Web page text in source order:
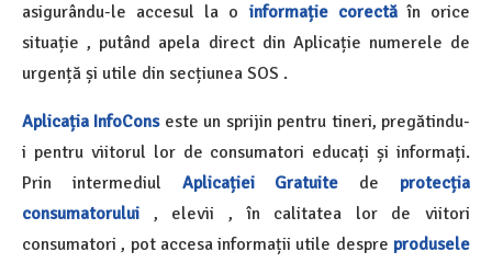
asigurându-le accesul la o informație corectăîn orice
situație , putând apela direct din Aplicație numerele de
urgență și utile din secțiunea SOS .
Aplicația InfoConseste un sprijin pentru tineri, pregătindu-
i pentru viitorul lor de consumatori educați și informați.
Prin intermediul Aplicației Gratuite de protecția
consumatorului , elevii , în calitatea lor de viitori
consumatori , pot accesa informații utile despre produsele